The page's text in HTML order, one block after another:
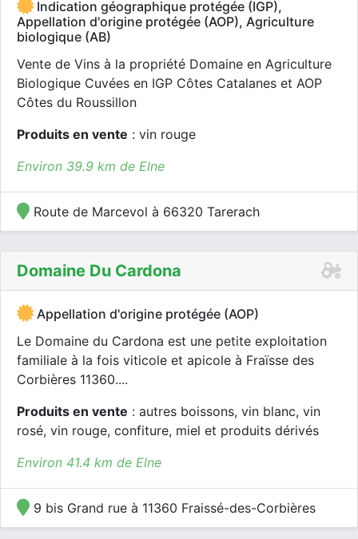
Indication géographique protégée (IGP),
Appellation d'origine protégée (AOP), Agriculture
biologique (AB)
Vente de Vins à la propriété Domaine en Agriculture
Biologique Cuvées en IGP Côtes Catalanes et AOP
Côtes du Roussillon
Produits en vente : vin rouge
Environ 39.9 km de Elne
Route de Marcevol à 66320 Tarerach
Domaine Du Cardona
Appellation d'origine protégée (AOP)
Le Domaine du Cardona est une petite exploitation
familiale à la fois viticole et apicole à Fraïsse des
Corbières 11360....
Produits en vente : autres boissons, vin blanc, vin
rosé, vin rouge, confiture, miel et produits dérivés
Environ 41.4 km de Elne
9 bis Grand rue à 11360 Fraissé-des-Corbières